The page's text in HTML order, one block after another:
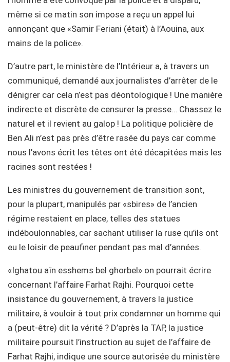
même si ce matin son impose a reçu un appel lui
annonçant que «Samir Feriani (était) à l’Aouina, aux
mains de la police».
D’autre part, le ministère de l’Intérieur a, à travers un
communiqué, demandé aux journalistes d’arrêter de le
dénigrer car cela n’est pas déontologique ! Une manière
indirecte et discrète de censurer la presse… Chassez le
naturel et il revient au galop ! La politique policière de
Ben Ali n’est pas près d’être rasée du pays car comme
nous l’avons écrit les têtes ont été décapitées mais les
racines sont restées !
Les ministres du gouvernement de transition sont,
pour la plupart, manipulés par «sbires» de l’ancien
régime restaient en place, telles des statues
indéboulonnables, car sachant utiliser la ruse qu’ils ont
eu le loisir de peaufiner pendant pas mal d’années.
«Ighatou aïn esshems bel ghorbel» on pourrait écrire
concernant l’affaire Farhat Rajhi. Pourquoi cette
insistance du gouvernement, à travers la justice
militaire, à vouloir à tout prix condamner un homme qui
a (peut-être) dit la vérité ? D’après la TAP, la justice
militaire poursuit l’instruction au sujet de l’affaire de
Farhat Rajhi, indique une source autorisée du ministère